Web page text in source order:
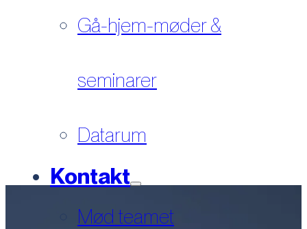
Gå-hjem-møder &
seminarer
Datarum
Kontakt
Mød teamet